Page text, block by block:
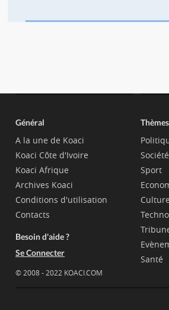
Général
A la une de Koaci
Koaci Côte d'Ivoire
Koaci Afrique
Archives Koaci
Conditions d'utilisation
Contacts
Besoin d'aide ?
Se Connecter
© 2008 - 2022 KOACI.COM
Thèmes
Société
Sport
Culture
Santé